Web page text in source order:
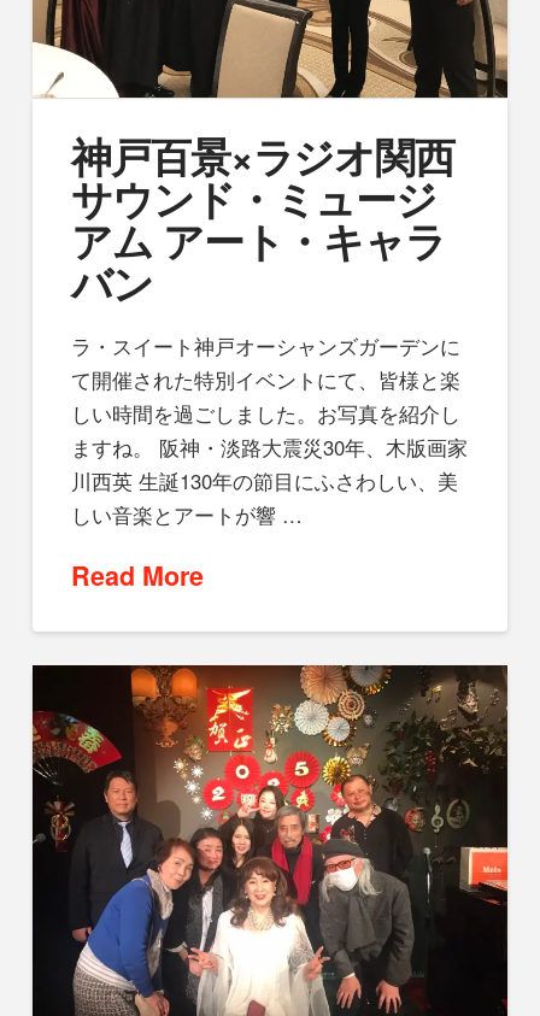
神戸百景×ラジオ関西
サウンド・ミュージ
アム アート・キャラ
バン
ラ・スイート神戸オーシャンズガーデンに
て開催された特別イベントにて、皆様と楽
しい時間を過ごしました。お写真を紹介し
ますね。 阪神・淡路大震災30年、木版画家
川西英 生誕130年の節目にふさわしい、美
しい音楽とアートが響 …
Read More